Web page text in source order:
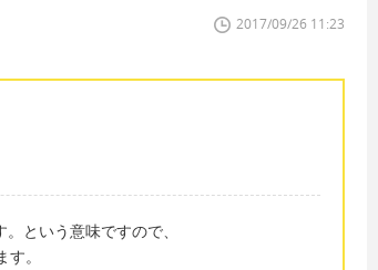
2017/09/26 11:23
という意味ですので、
。